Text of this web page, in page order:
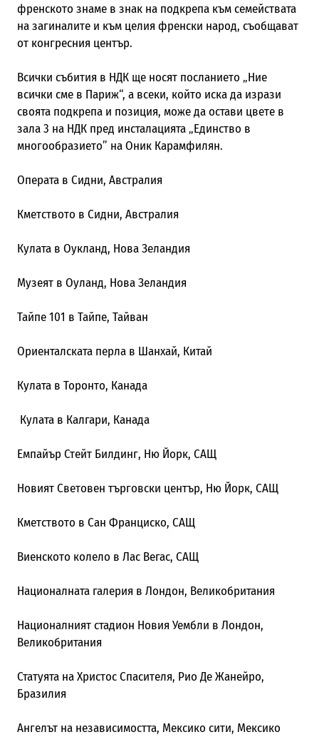
френското знаме в знак на подкрепа към семействата
на загиналите и към целия френски народ, съобщават
от конгресния център.
Всички събития в НДК ще носят посланието „Ние
всички сме в Париж“, а всеки, който иска да изрази
своята подкрепа и позиция, може да остави цвете в
зала 3 на НДК пред инсталацията „Единство в
многообразието” на Оник Карамфилян.
Операта в Сидни, Австралия
Кметството в Сидни, Австралия
Кулата в Оукланд, Нова Зеландия
Музеят в Оуланд, Нова Зеландия
Тайпе 101 в Тайпе, Тайван
Ориенталската перла в Шанхай, Китай
Кулата в Торонто, Канада
Кулата в Калгари, Канада
Емпайър Стейт Билдинг, Ню Йорк, САЩ
Новият Световен търговски център, Ню Йорк, САЩ
Кметството в Сан Франциско, САЩ
Виенското колело в Лас Вегас, САЩ
Националната галерия в Лондон, Великобритания
Националният стадион Новия Уембли в Лондон,
Великобритания
Статуята на Христос Спасителя, Рио Де Жанейро,
Бразилия
Ангелът на независимостта, Мексико сити, Мексико